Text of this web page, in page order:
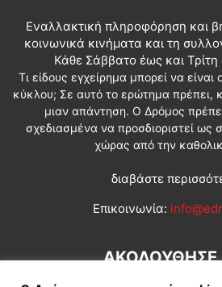
Εναλλακτική πληροφόρηση και
κοινωνικά κινήματα και τη
Κάθε Σάββατο έως και Τρίτη
Τι είδους εγχείρημα μπορεί να
κύκλου; Σε αυτό το ερώτημα πρέπει,
μιαν απάντηση. Ο Δρόμος
σχεδιασμένα να προσδιοριστεί ως
χώρας από την
διαβάστε
Επικοινωνία: